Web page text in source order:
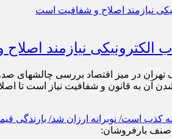
نیازمند
آن به قانون و شفافیت نیاز است تا
صنف بارفروشان: